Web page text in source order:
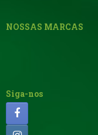
NOSSAS MARCAS
Siga-nos